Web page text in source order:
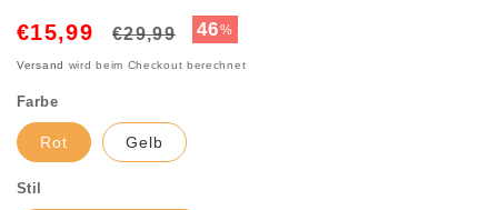
€15,99
Normaler
€29,99 Verkaufspreis
46%
Versand wird beim Checkout berechnet
Farbe
Rot Gelb
Stil